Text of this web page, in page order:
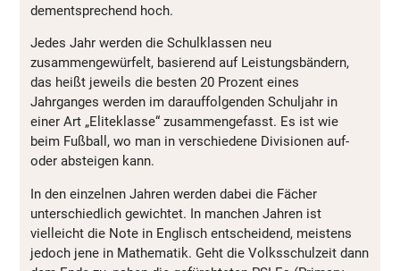
dementsprechend hoch.
Jedes Jahr werden die Schulklassen neu
zusammengewürfelt, basierend auf Leistungsbändern,
das heißt jeweils die besten 20 Prozent eines
Jahrganges werden im darauffolgenden Schuljahr in
einer Art „Eliteklasse“ zusammengefasst. Es ist wie
beim Fußball, wo man in verschiedene Divisionen auf-
oder absteigen kann.
In den einzelnen Jahren werden dabei die Fächer
unterschiedlich gewichtet. In manchen Jahren ist
vielleicht die Note in Englisch entscheidend, meistens
jedoch jene in Mathematik. Geht die Volksschulzeit dann